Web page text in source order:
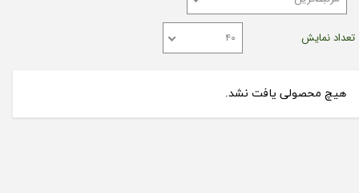
تعداد نمایش ۴۰
هیچ محصولی یافت نشد.